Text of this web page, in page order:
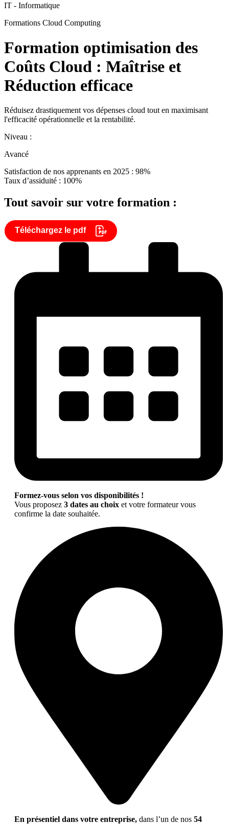
IT - Informatique
Formations Cloud Computing
Formation optimisation des
Coûts Cloud : Maîtrise et
Réduction efficace
Réduisez drastiquement vos dépenses cloud tout en maximisant
l'efficacité opérationnelle et la rentabilité.
Niveau :
Avancé
Satisfaction de nos apprenants en 2025 : 98%
Taux d’assiduité : 100%
Tout savoir sur votre formation :
Téléchargez le pdf
Formez-vous selon vos disponibilités !
Vous proposez 3 dates au choix et votre formateur vous
confirme la date souhaitée.
En présentiel dans votre entreprise, dans l’un de nos 54